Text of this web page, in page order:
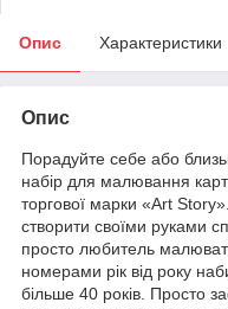
Опис Характеристики
Опис
Порадуйте себе або
набір для малювання
торгової марки «Art
створити своїми руками
просто любитель
номерами рік від року
більше 40 років. Просто